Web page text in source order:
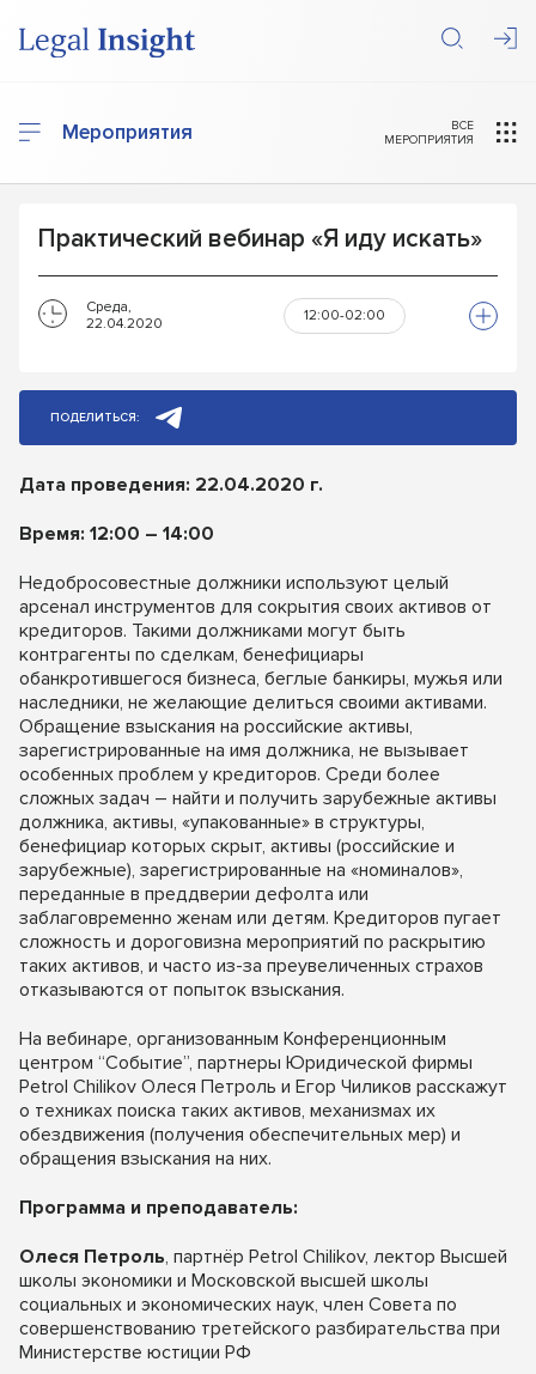
Мероприятия
ВСЕ
МЕРОПРИЯТИЯ
Практический вебинар «Я иду искать»
Среда,
22.04.2020
12:00-02:00
ПОДЕЛИТЬСЯ:
Дата проведения: 22.04.2020 г.
Время: 12:00 – 14:00
Недобросовестные должники используют целый
арсенал инструментов для сокрытия своих активов от
кредиторов. Такими должниками могут быть
контрагенты по сделкам, бенефициары
обанкротившегося бизнеса, беглые банкиры, мужья или
наследники, не желающие делиться своими активами.
Обращение взыскания на российские активы,
зарегистрированные на имя должника, не вызывает
особенных проблем у кредиторов. Среди более
сложных задач – найти и получить зарубежные активы
должника, активы, «упакованные» в структуры,
бенефициар которых скрыт, активы (российские и
зарубежные), зарегистрированные на «номиналов»,
переданные в преддверии дефолта или
заблаговременно женам или детям. Кредиторов пугает
сложность и дороговизна мероприятий по раскрытию
таких активов, и часто из-за преувеличенных страхов
отказываются от попыток взыскания.
На вебинаре, организованным Конференционным
центром “Событие”, партнеры Юридической фирмы
Petrol Chilikov Олеся Петроль и Егор Чиликов расскажут
о техниках поиска таких активов, механизмах их
обездвижения (получения обеспечительных мер) и
обращения взыскания на них.
Программа и преподаватель:
Олеся Петроль, партнёр Petrol Chilikov, лектор Высшей
школы экономики и Московской высшей школы
социальных и экономических наук, член Совета по
совершенствованию третейского разбирательства при
Министерстве юстиции РФ